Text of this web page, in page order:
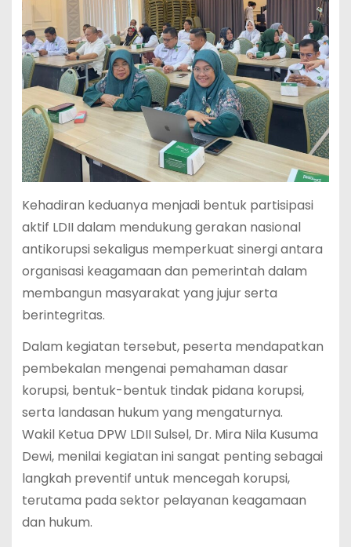
Kehadiran keduanya menjadi bentuk partisipasi
aktif LDII dalam mendukung gerakan nasional
antikorupsi sekaligus memperkuat sinergi antara
organisasi keagamaan dan pemerintah dalam
membangun masyarakat yang jujur serta
berintegritas.
Dalam kegiatan tersebut, peserta mendapatkan
pembekalan mengenai pemahaman dasar
korupsi, bentuk-bentuk tindak pidana korupsi,
serta landasan hukum yang mengaturnya.
Wakil Ketua DPW LDII Sulsel, Dr. Mira Nila Kusuma
Dewi, menilai kegiatan ini sangat penting sebagai
langkah preventif untuk mencegah korupsi,
terutama pada sektor pelayanan keagamaan
dan hukum.